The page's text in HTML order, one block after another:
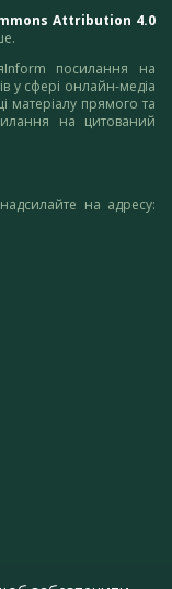
Attribution 4.0
посилання на
у сфері онлайн-медіа
матеріалу прямого та
на цитований
на адресу: